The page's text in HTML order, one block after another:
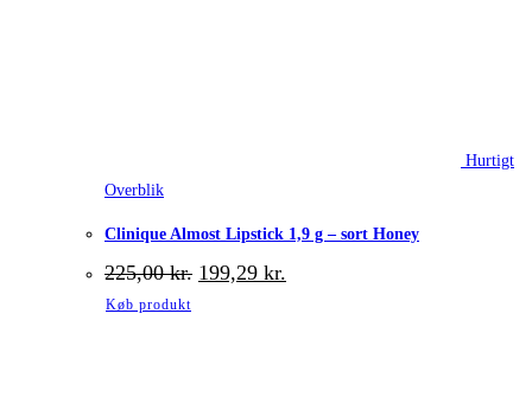
Hurtigt
Overblik
Clinique Almost Lipstick 1,9 g – sort Honey
225,00kr. Den
oprindelige
199,29 kr.
Køb produkt